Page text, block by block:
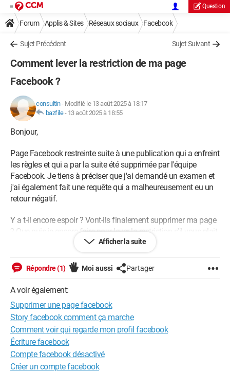
Question
Forum Applis & Sites Réseaux sociaux Facebook
Sujet Précédent Sujet Suivant
Comment lever la restriction de ma page
Facebook ?
consultin- Modifié le 13 août 2025 à 18:17
bazfile- 13 août 2025 à 18:55
Bonjour,
Page Facebook restreinte suite à une publication qui a enfreint
les règles et qui a par la suite été supprimée par l'équipe
Facebook. Je tiens à préciser que j'ai demandé un examen et
j'ai également fait une requête qui a malheureusement eu un
retour négatif.
Y a t-il encore espoir ? Vont-ils finalement supprimer ma page
? Que puis-je encore faire pour lever la restriction s'il vous plait
Afficher la suite
Répondre (1) Moi aussi Partager
A voir également:
Supprimer une page facebook
Story facebook comment ça marche
Comment voir qui regarde mon profil facebook
Écriture facebook
Compte facebook désactivé
Créer un compte facebook